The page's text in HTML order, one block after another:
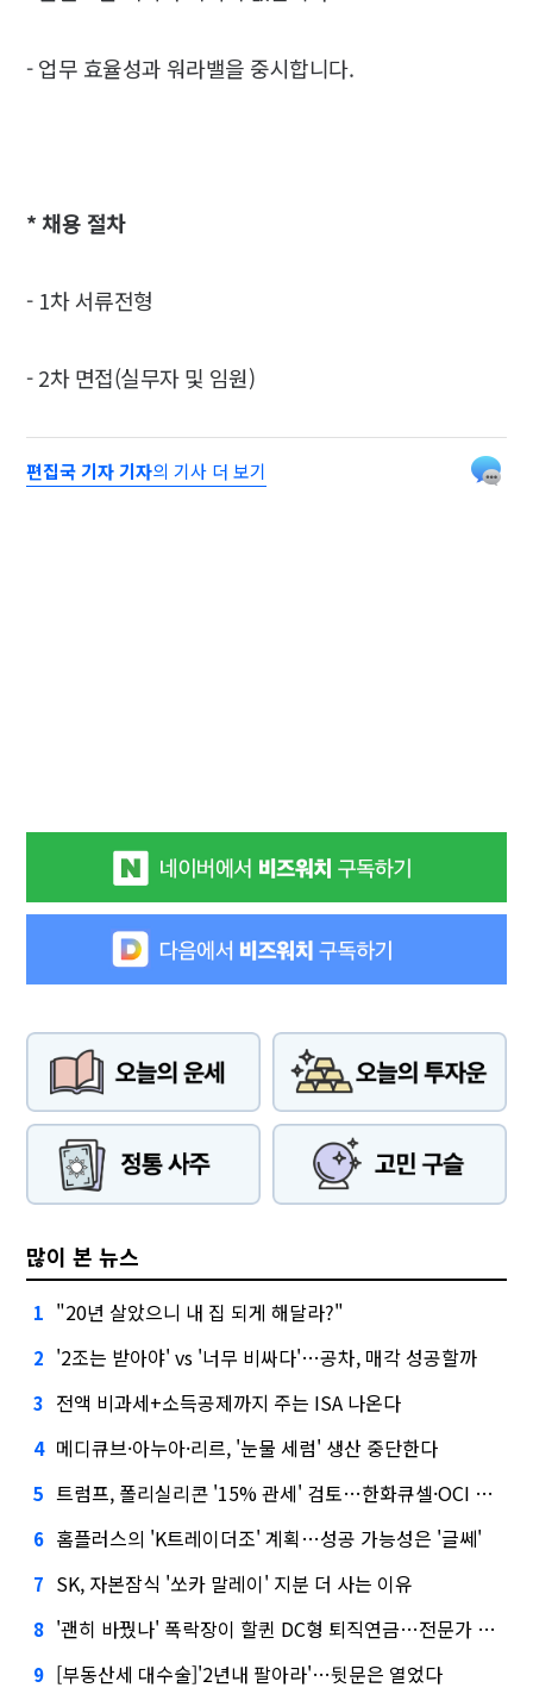
- 업무 효율성과 워라밸을 중시합니다.
* 채용 절차
- 1차 서류전형
- 2차 면접(실무자 및 임원)
편집국 기자 기자의 기사 더 보기
많이 본 뉴스
1 "20년 살았으니 내 집 되게 해달라?"
2 '2조는 받아야' vs '너무 비싸다'…공차, 매각 성공할까
3 전액 비과세+소득공제까지 주는 ISA 나온다
4 메디큐브·아누아·리르, '눈물 세럼' 생산 중단한다
5 트럼프, 폴리실리콘 '15% 관세' 검토…한화큐셀·OCI 영향은?
6 홈플러스의 'K트레이더조' 계획…성공 가능성은 '글쎄'
7 SK, 자본잠식 '쏘카 말레이' 지분 더 사는 이유
8 '괜히 바꿨나' 폭락장이 할퀸 DC형 퇴직연금…전문가 조언은
9 [부동산세 대수술]'2년내 팔아라'…뒷문은 열었다